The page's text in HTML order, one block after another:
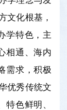
文化根基，
学特色，主
相通、海内
需求，积极
优秀传统文
色鲜明、